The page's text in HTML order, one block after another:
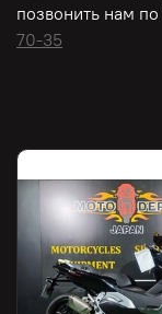
позвонить нам по
70-35